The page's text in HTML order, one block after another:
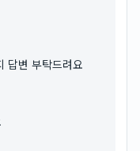
답변 부탁드려요